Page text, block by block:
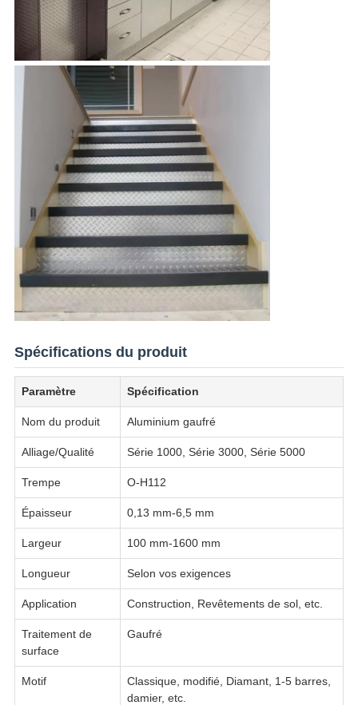
Spécifications du produit
Paramètre Spécification
Nom du produit Aluminium gaufré
Alliage/Qualité Série 1000, Série 3000, Série 5000
Trempe O-H112
Épaisseur 0,13 mm-6,5 mm
Largeur 100 mm-1600 mm
Longueur Selon vos exigences
Application Construction, Revêtements de sol, etc.
Traitement de
surface
Gaufré
Motif
Classique, modifié, Diamant, 1-5 barres,
damier, etc.